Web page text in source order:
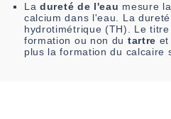
La dureté de l'eau mesure
calcium dans l'eau. La
hydrotimétrique (TH). Le
formation ou non du tartre et
plus la formation du calcaire